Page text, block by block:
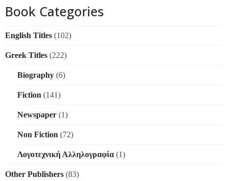
Book Categories
English Titles (102)
Greek Titles (222)
Biography (6)
Fiction (141)
Newspaper (1)
Non Fiction (72)
Λογοτεχνική Αλληλογραφία (1)
Other Publishers (83)